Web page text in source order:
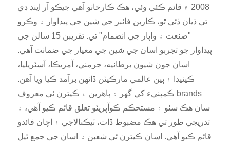
2008 ۾ قائم ڪئي وئي، هڪ ڪارخانو آهي جيڪو آر اينڊ ڊي
تي ڌيان ڏئي ٿو، ڪاربن فائبر جي شين جي پيداوار ۽ وڪرو
"صنعت ۽ واپار جي انضمام" تي. تقريبن 15 سالن جي
پيداوار جو تجربو اسان جي شين جي معيار جي ضمانت آهي.
اسان جون شيون برطانيه، جرمني، آمريڪا، آسٽريليا،
ڪينيڊا ۽ ٻين عالمي مارڪيٽن ڏانهن برآمد ڪيا ويا آهن.
ڪمپنيء کي گهر ۽ ٻاهرين ۾ ڪيترن ئي معروف brands
سان هڪ سٺو ۽ مستحڪم ڪوآپريٽو تعلق قائم ڪيو آهي، ۽
تدريجي طور تي هڪ مضبوط ڏات، ٽيڪنالاجي ۽ اچان فائدو
قائم ڪيو آهي. اسان ڪيترن ئي شعبن ۾ اسان جي جمع ٿيل